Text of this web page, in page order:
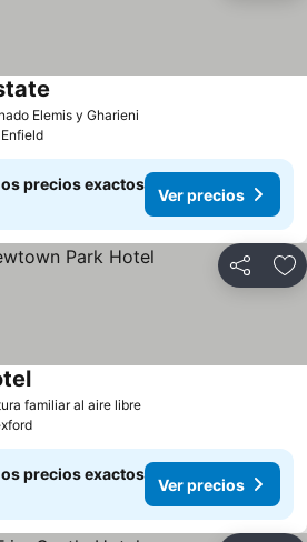
Elemis y Gharieni
Enfield
precios exactos
Ver precios
Compartir
familiar al aire libreVer precios
Ver precios
precios exactos
Ver precios